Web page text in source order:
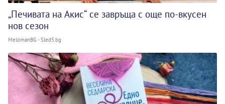
„Печивата на Акис“ се завръща с още по-вкусен
нов сезон
MelomanBG - Sled5.bg